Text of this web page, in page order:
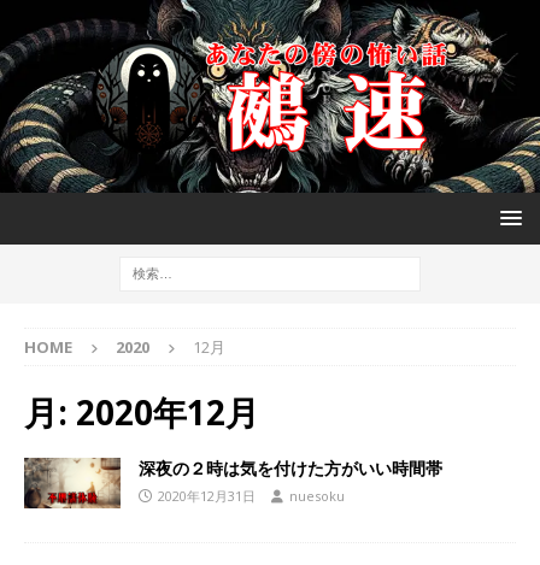
HOME 2020 12月
月: 2020年12月
深夜の２時は気を付けた方がいい時間帯
2020年12月31日 nuesoku